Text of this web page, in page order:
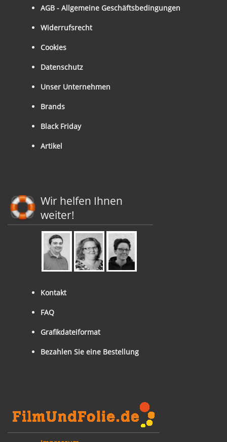
AGB - Allgemeine Geschäftsbedingungen
Widerrufsrecht
Cookies
Datenschutz
Unser Unternehmen
Brands
Black Friday
Artikel
Wir helfen Ihnen
weiter!
Kontakt
FAQ
Grafikdateiformat
Bezahlen Sie eine Bestellung